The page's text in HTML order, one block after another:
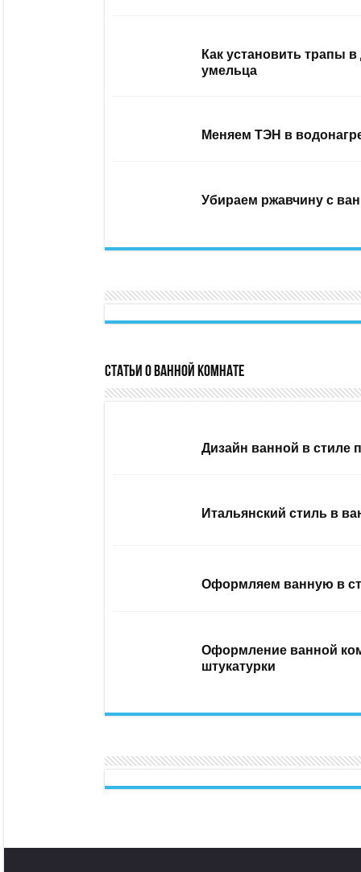
Как установить трапы
умельца
Меняем ТЭН в
Убираем ржавчину с
Статьи о ванной комнате
Дизайн ванной в стиле
Итальянский стиль в
Оформляем ванную в
Оформление ванной
штукатурки